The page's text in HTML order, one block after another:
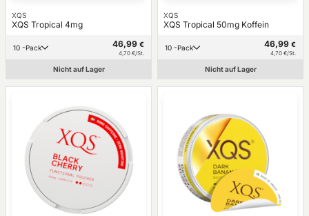
XQS
XQS Tropical 4mg
10 -Pack 46,99 €
4,70 €/St.
Nicht auf Lager
XQS
XQS Tropical 50mg Koffein
10 -Pack 46,99 €
4,70 €/St.
Nicht auf Lager